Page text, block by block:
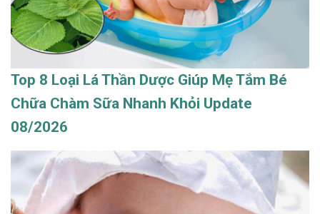
Top 8 Loại Lá Thần Dược Giúp Mẹ Tắm Bé
Chữa Chàm Sữa Nhanh Khỏi Update
08/2026